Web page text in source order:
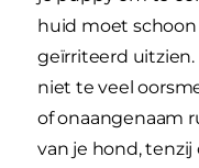
huid moet
geïrriteerd
niet te veel
of onaangenaam
van je hond, tenzij